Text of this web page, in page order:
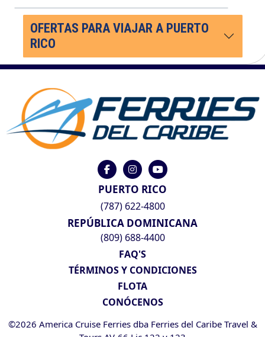
OFERTAS PARA VIAJAR A PUERTO
RICO
PUERTO RICO
(787) 622-4800
REPÚBLICA DOMINICANA
(809) 688-4400
FAQ'S
TÉRMINOS Y CONDICIONES
FLOTA
CONÓCENOS
©2026 America Cruise Ferries dba Ferries del Caribe Travel &